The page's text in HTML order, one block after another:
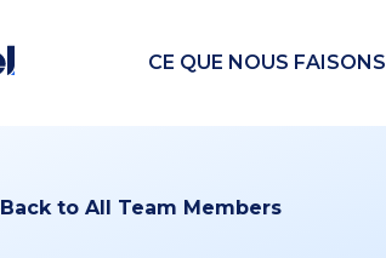
CE QUE NOUS FAISONS
Back to All Team Members